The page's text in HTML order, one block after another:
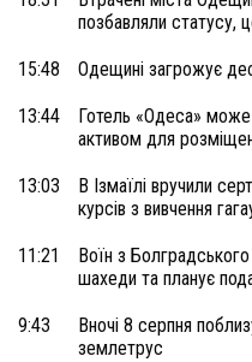
позбавляли статусу,
15:48 Одещині загрожує
13:44
Готель «Одеса»
активом для
13:03
В Ізмаїлі вручили
курсів з вивчення
11:21
Воїн з
шахеди та планує
9:43
Вночі 8 серпня
землетрус